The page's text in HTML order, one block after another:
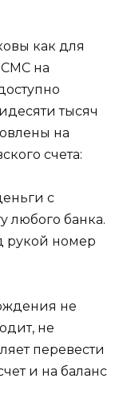
как для
СМС на
тысяч
на
счета:
с
любого банка.
рукой номер
не
не
перевести
и на баланс